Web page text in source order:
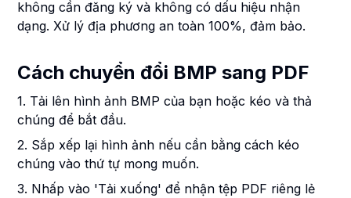
không cần đăng ký và không có dấu hiệu nhận
dạng. Xử lý địa phương an toàn 100%, đảm bảo.
Cách chuyển đổi BMP sang PDF
1. Tải lên hình ảnh BMP của bạn hoặc kéo và thả
chúng để bắt đầu.
2. Sắp xếp lại hình ảnh nếu cần bằng cách kéo
chúng vào thứ tự mong muốn.
3. Nhấp vào 'Tải xuống' để nhận tệp PDF riêng lẻ